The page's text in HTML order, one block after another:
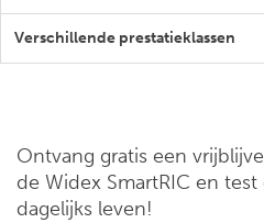
Verschillende prestatieklassen
Ontvang gratis een
de Widex SmartRIC en
dagelijks leven!